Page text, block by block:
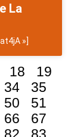
La
»]
18
19
34
35
50
51
66
67
82
83